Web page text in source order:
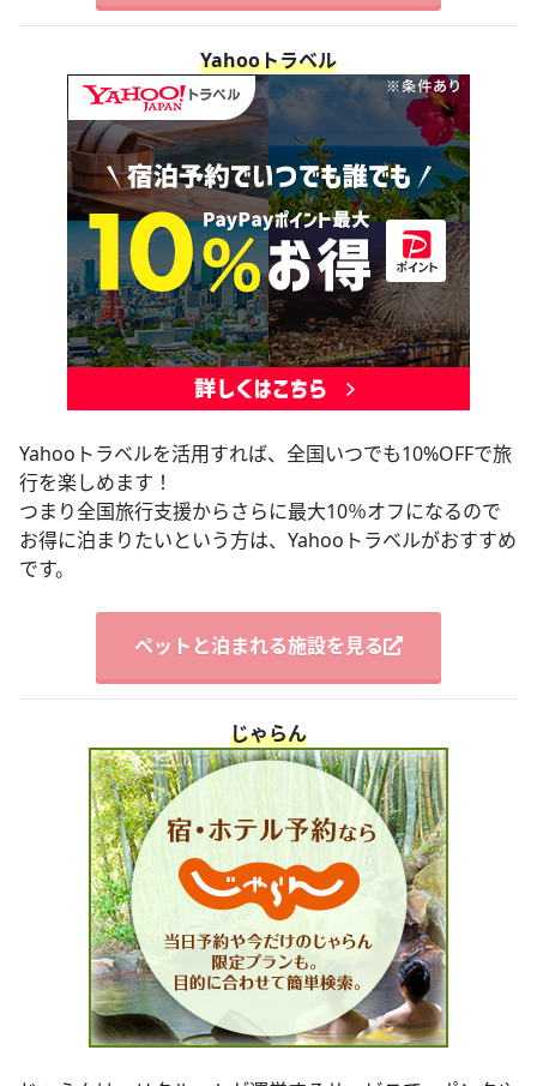
Yahooトラベル
Yahooトラベルを活用すれば、全国いつでも10%OFFで旅
行を楽しめます！
つまり全国旅行支援からさらに最大10％オフになるので
お得に泊まりたいという方は、Yahooトラベルがおすすめ
です。
ペットと泊まれる施設を見る
じゃらん